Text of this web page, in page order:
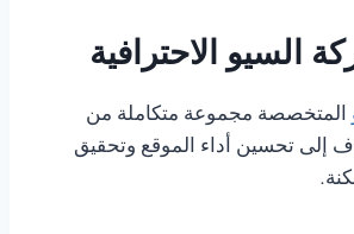
السيو الاحترافية
المتخصصة مجموعة متكاملة من
إلى تحسين أداء الموقع وتحقيق